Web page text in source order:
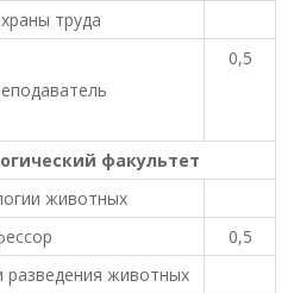
труда
0,5
факультет
животных
0,5
животных